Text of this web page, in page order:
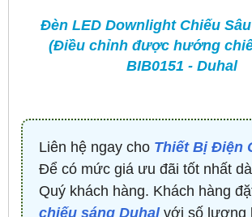
Đèn LED Downlight Chiếu Sâu
(Điều chỉnh được hướng
BIB0151 - Duhal
Liên hệ ngay cho Thiết Bị Điện
Để có mức giá ưu đãi tốt nhất
Quý khách hàng. Khách hàng
chiếu sáng Duhalvới số lượng